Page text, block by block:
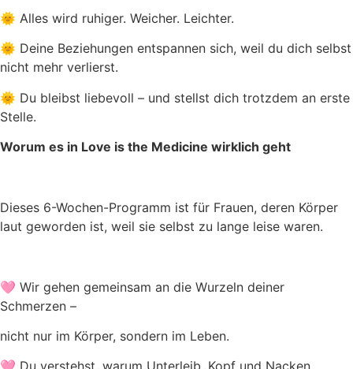
🌞 Alles wird ruhiger. Weicher. Leichter.
🌞 Deine Beziehungen entspannen sich, weil du dich selbst
nicht mehr verlierst.
🌞 Du bleibst liebevoll – und stellst dich trotzdem an erste
Stelle.
Worum es in Love is the Medicine wirklich geht
Dieses 6-Wochen-Programm ist für Frauen, deren Körper
laut geworden ist, weil sie selbst zu lange leise waren.
🩷 Wir gehen gemeinsam an die Wurzeln deiner
Schmerzen –
nicht nur im Körper, sondern im Leben.